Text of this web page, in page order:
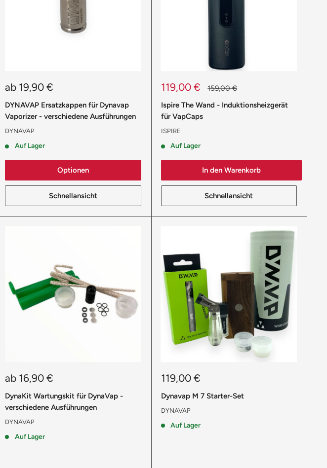
Sonderpreis
ab 19,90 €
DYNAVAP Ersatzkappen für Dynavap
Vaporizer - verschiedene Ausführungen
DYNAVAP
Auf Lager
Optionen
Schnellansicht
Sonderpreis
119,00 € Normalpreis
159,00 €
Ispire The Wand - Induktionsheizgerät
für VapCaps
ISPIRE
Auf Lager
In den Warenkorb
Schnellansicht
Sonderpreis
ab 16,90 €
DynaKit Wartungskit für DynaVap -
verschiedene Ausführungen
DYNAVAP
Auf Lager
Sonderpreis
119,00 €
Dynavap M 7 Starter-Set
DYNAVAP
Auf Lager